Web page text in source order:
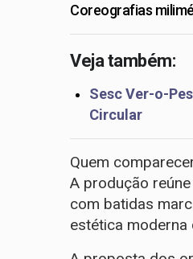
​Coreografias
Veja também:
​Sesc Ver-o-
Circular
​Quem
A produção
com batidas
estética moderna